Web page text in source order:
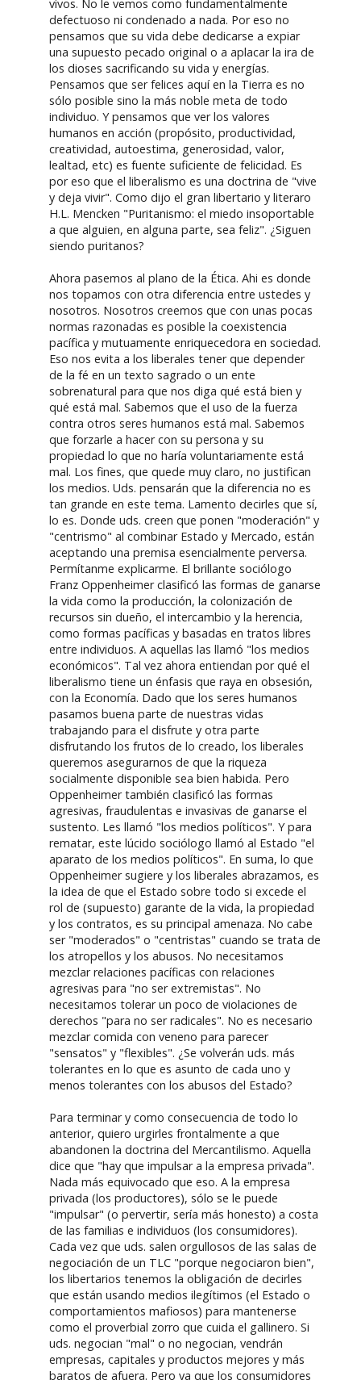
vivos. No le vemos como fundamentalmente
defectuoso ni condenado a nada. Por eso no
pensamos que su vida debe dedicarse a expiar
una supuesto pecado original o a aplacar la ira de
los dioses sacrificando su vida y energías.
Pensamos que ser felices aquí en la Tierra es no
sólo posible sino la más noble meta de todo
individuo. Y pensamos que ver los valores
humanos en acción (propósito, productividad,
creatividad, autoestima, generosidad, valor,
lealtad, etc) es fuente suficiente de felicidad. Es
por eso que el liberalismo es una doctrina de "vive
y deja vivir". Como dijo el gran libertario y literaro
H.L. Mencken "Puritanismo: el miedo insoportable
a que alguien, en alguna parte, sea feliz". ¿Siguen
siendo puritanos?
Ahora pasemos al plano de la Ética. Ahi es donde
nos topamos con otra diferencia entre ustedes y
nosotros. Nosotros creemos que con unas pocas
normas razonadas es posible la coexistencia
pacífica y mutuamente enriquecedora en sociedad.
Eso nos evita a los liberales tener que depender
de la fé en un texto sagrado o un ente
sobrenatural para que nos diga qué está bien y
qué está mal. Sabemos que el uso de la fuerza
contra otros seres humanos está mal. Sabemos
que forzarle a hacer con su persona y su
propiedad lo que no haría voluntariamente está
mal. Los fines, que quede muy claro, no justifican
los medios. Uds. pensarán que la diferencia no es
tan grande en este tema. Lamento decirles que sí,
lo es. Donde uds. creen que ponen "moderación" y
"centrismo" al combinar Estado y Mercado, están
aceptando una premisa esencialmente perversa.
Permítanme explicarme. El brillante sociólogo
Franz Oppenheimer clasificó las formas de ganarse
la vida como la producción, la colonización de
recursos sin dueño, el intercambio y la herencia,
como formas pacíficas y basadas en tratos libres
entre individuos. A aquellas las llamó "los medios
económicos". Tal vez ahora entiendan por qué el
liberalismo tiene un énfasis que raya en obsesión,
con la Economía. Dado que los seres humanos
pasamos buena parte de nuestras vidas
trabajando para el disfrute y otra parte
disfrutando los frutos de lo creado, los liberales
queremos asegurarnos de que la riqueza
socialmente disponible sea bien habida. Pero
Oppenheimer también clasificó las formas
agresivas, fraudulentas e invasivas de ganarse el
sustento. Les llamó "los medios políticos". Y para
rematar, este lúcido sociólogo llamó al Estado "el
aparato de los medios políticos". En suma, lo que
Oppenheimer sugiere y los liberales abrazamos, es
la idea de que el Estado sobre todo si excede el
rol de (supuesto) garante de la vida, la propiedad
y los contratos, es su principal amenaza. No cabe
ser "moderados" o "centristas" cuando se trata de
los atropellos y los abusos. No necesitamos
mezclar relaciones pacíficas con relaciones
agresivas para "no ser extremistas". No
necesitamos tolerar un poco de violaciones de
derechos "para no ser radicales". No es necesario
mezclar comida con veneno para parecer
"sensatos" y "flexibles". ¿Se volverán uds. más
tolerantes en lo que es asunto de cada uno y
menos tolerantes con los abusos del Estado?
Para terminar y como consecuencia de todo lo
anterior, quiero urgirles frontalmente a que
abandonen la doctrina del Mercantilismo. Aquella
dice que "hay que impulsar a la empresa privada".
Nada más equivocado que eso. A la empresa
privada (los productores), sólo se le puede
"impulsar" (o pervertir, sería más honesto) a costa
de las familias e individuos (los consumidores).
Cada vez que uds. salen orgullosos de las salas de
negociación de un TLC "porque negociaron bien",
los libertarios tenemos la obligación de decirles
que están usando medios ilegítimos (el Estado o
comportamientos mafiosos) para mantenerse
como el proverbial zorro que cuida el gallinero. Si
uds. negocian "mal" o no negocian, vendrán
empresas, capitales y productos mejores y más
baratos de afuera. Pero ya que los consumidores